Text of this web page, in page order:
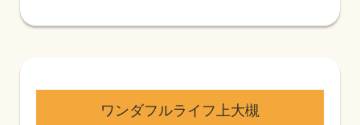
ワンダフルライフ上大槻